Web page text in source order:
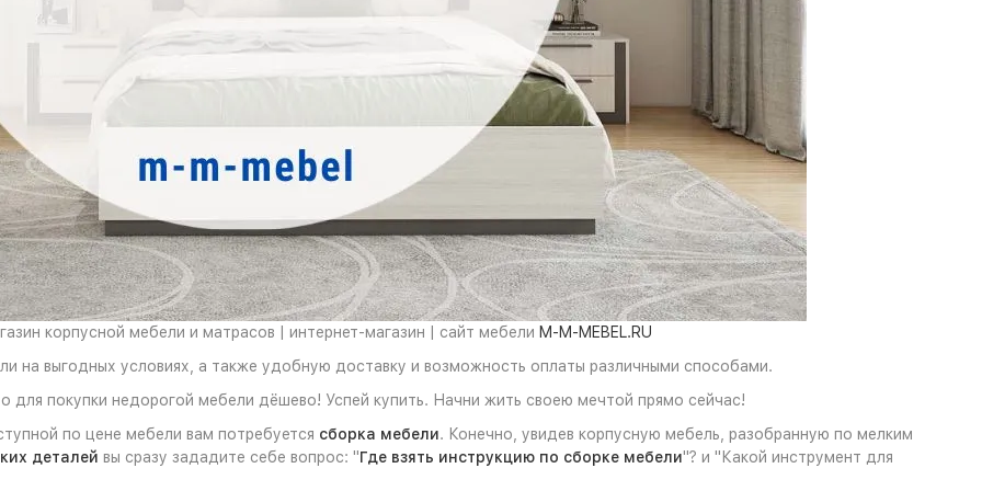
корпусной мебели и матрасов | интернет-магазин | сайт мебели M-M-MEBEL.RU
на выгодных условиях, а также удобную доставку и возможность оплаты различными способами.
для покупки недорогой мебели дёшево! Успей купить. Начни жить своею мечтой прямо сейчас!
по цене мебели вам потребуется сборка мебели. Конечно, увидев корпусную мебель, разобранную по мелким
деталей вы сразу зададите себе вопрос: "Где взять инструкцию по сборке мебели"? и "Какой инструмент для